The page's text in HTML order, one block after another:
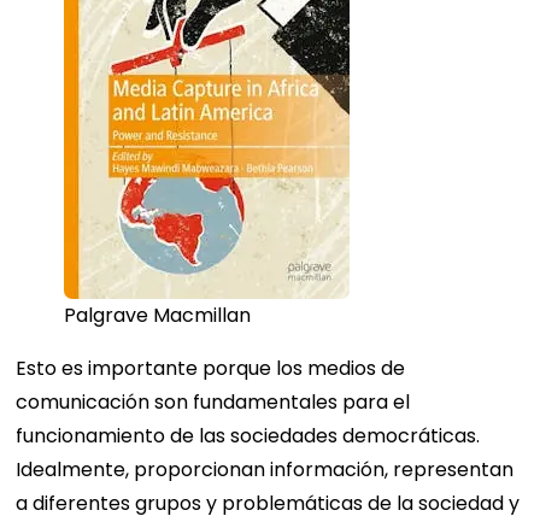
Palgrave Macmillan
Esto es importante porque los medios de
comunicación son fundamentales para el
funcionamiento de las sociedades democráticas.
Idealmente, proporcionan información, representan
a diferentes grupos y problemáticas de la sociedad y